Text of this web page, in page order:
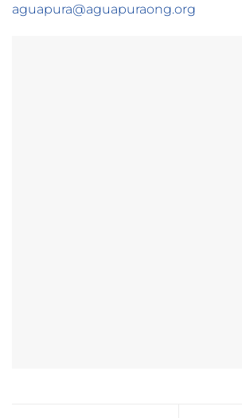
aguapura@aguapuraong.org